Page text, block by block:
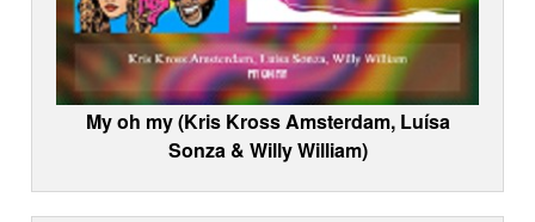
My oh my (Kris Kross Amsterdam, Luísa
Sonza & Willy William)